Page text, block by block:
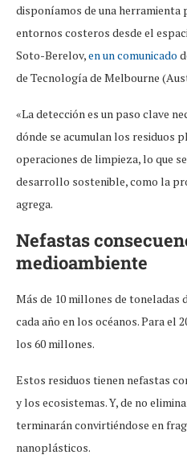
disponíamos de una
entornos costeros desde el
Soto-Berelov,en un comunicado
de Tecnología de Melbourne
«La detección es un paso clave
dónde se acumulan los residuos
operaciones de limpieza, lo que
desarrollo sostenible, como la
agrega.
Nefastas
medioambiente
Más de 10 millones de
cada año en los océanos. Para el
los 60 millones.
Estos residuos tienen nefastas
y los ecosistemas. Y, de no
terminarán convirtiéndose en
nanoplásticos.